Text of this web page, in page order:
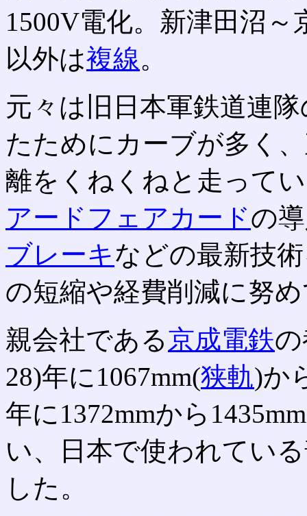
1500V電化。新津田沼
以外は複線。
元々は旧日本軍鉄道連
たためにカーブが多く
離をくねくねと走って
アードフェアカードの
ブレーキなどの最新技
の短縮や経費削減に努
親会社である京成電鉄
28)年に1067mm(狭軌)か
年に1372mmから
い、日本で使われてい
した。